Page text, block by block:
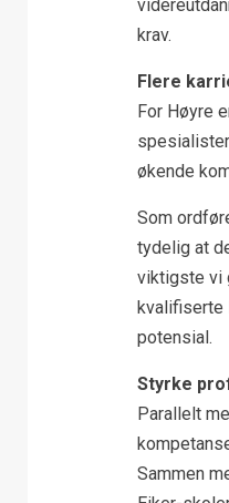
krav.
Flere
For Høyre
økende
Som
tydelig at
viktigste vi
kvalifiserte
potensial.
Styrke
Parallelt
Sammen